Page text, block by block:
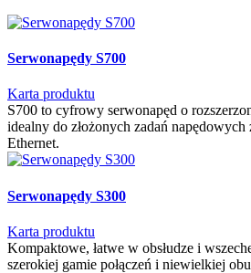
Serwonapędy S700
Karta produktu
S700 to cyfrowy serwonapęd o
idealny do złożonych zadań napędowych
Ethernet.
Serwonapędy S300
Karta produktu
Kompaktowe, łatwe w obsłudze i
szerokiej gamie połączeń i niewielkiej